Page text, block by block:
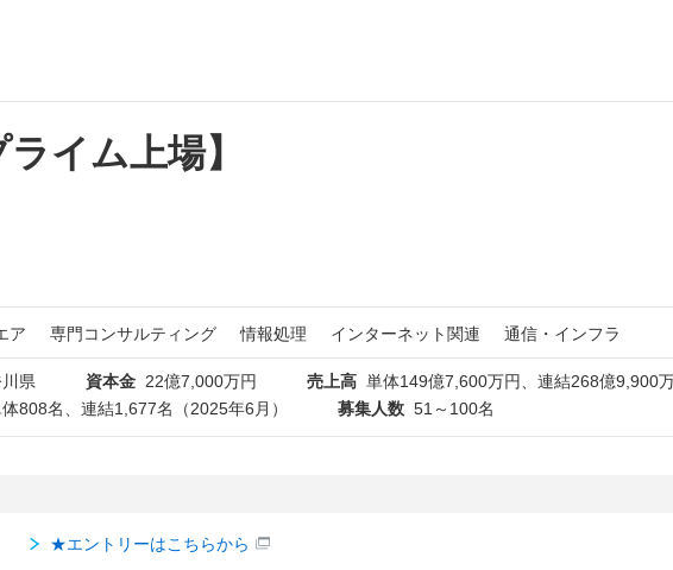
イム上場】
ア 専門コンサルティング 情報処理 インターネット関連 通信・インフラ
県 資本金 22億7,000万円 売上高 単体149億7,600万円、連結268億9,900
808名、連結1,677名（2025年6月） 募集人数 51～100名
★エントリーはこちらから